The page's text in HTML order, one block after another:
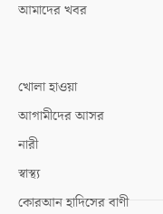
আমাদের খবর
খোলা হাওয়া
আগামীদের আসর
নারী
স্বাস্থ্য
কোরআন হাদিসের বাণী